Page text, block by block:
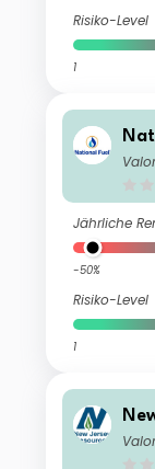
Risiko-Level
1
Jährliche
-50%
Risiko-Level
1